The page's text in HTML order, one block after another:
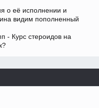
о её исполнении и
видим пополненный
- Курс стероидов на